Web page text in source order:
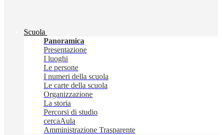
Scuola
Panoramica
Presentazione
I luoghi
Le persone
I numeri della scuola
Le carte della scuola
Organizzazione
La storia
Percorsi di studio
cercaAula
Amministrazione Trasparente